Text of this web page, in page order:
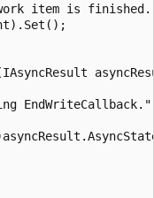
item is finished.